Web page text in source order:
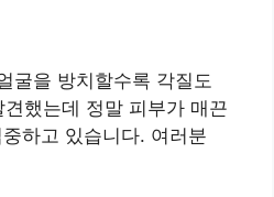
굴을 방치할수록 각질도
했는데 정말 피부가 매끈
하고 있습니다. 여러분